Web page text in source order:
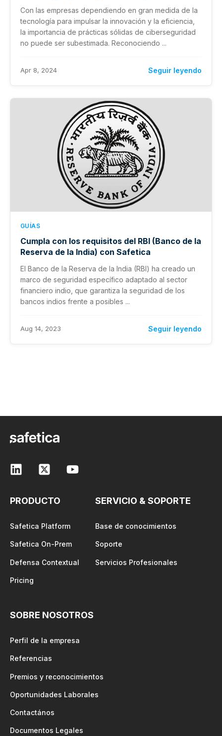
Con las empresas dependiendo en gran medida de la
tecnología para impulsar la innovación y la eficiencia,
la importancia de prácticas sólidas de ciberseguridad
no puede ser subestimada. Reconociendo ...
Apr 8, 2024 Seguir leyendo
GUÍAS
Cumpla con los requisitos del RBI (Banco de la
Reserva de la India) con Safetica
El Banco de la Reserva de la India (RBI) ha creado un
marco de seguridad específico adaptado al sector
financiero indio, que garantiza la seguridad de los
bancos indios frente a posibles ...
Aug 14, 2023 Seguir leyendo
PRODUCTO
Safetica Platform
Safetica On-Prem
Defensa Contextual
Pricing
SERVICIO & SOPORTE
Base de conocimientos
Soporte
Servicios Profesionales
SOBRE NOSOTROS
Perfil de la empresa
Referencias
Premios y reconocimientos
Oportunidades Laborales
Contactános
Documentos Legales